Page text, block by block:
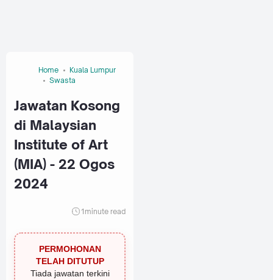
Home
Kuala Lumpur
Swasta
Jawatan Kosong
di Malaysian
Institute of Art
(MIA) - 22 Ogos
2024
1 minute read
PERMOHONAN
TELAH DITUTUP
Tiada jawatan terkini